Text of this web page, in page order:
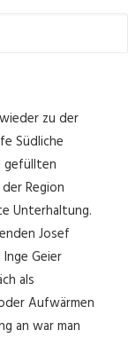
zu der
Südliche
gefüllten
Region
Unterhaltung.
Josef
Geier
als
Aufwärmen
an war man